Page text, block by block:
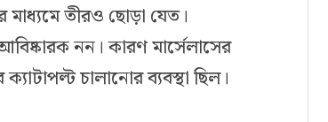
মাধ্যমে তীরও ছোড়া যেত।
নন। কারণ মার্সেলাসের
চালানোর ব্যবস্থা ছিল।